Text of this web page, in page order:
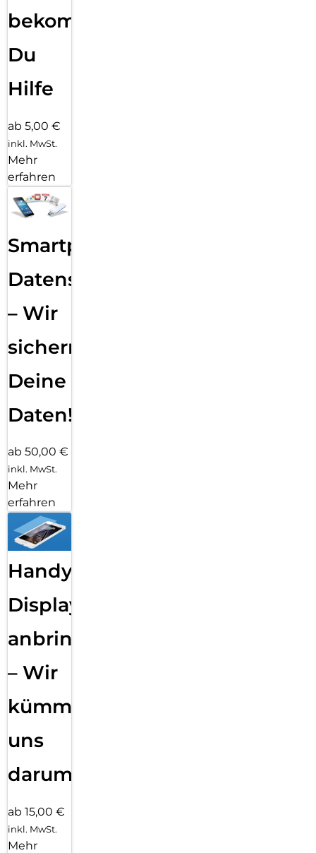
bekommst
Du
Hilfe
ab 5,00 €
inkl. MwSt.
Mehr
erfahren
Smartphone
Datensicherung
– Wir
sichern
Deine
Daten!
ab 50,00 €
inkl. MwSt.
Mehr
erfahren
Handy
Displayfolie
anbringen
– Wir
kümmern
uns
darum!
ab 15,00 €
inkl. MwSt.
Mehr